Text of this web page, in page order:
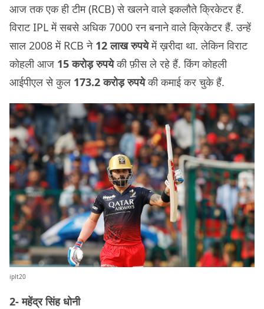
आज तक एक ही टीम (RCB) से खलने वाले इकलौते क्रिकेटर हैं.
विराट IPL में सबसे अधिक 7000 रन बनाने वाले क्रिकेटर हैं. उन्हें
साल 2008 में RCB ने 12 लाख रुपयेमें ख़रीदा था. लेकिन विराट
कोहली आज 15 करोड़ रुपयेकी फ़ीस ले रहे हैं. किंग कोहली
आईपीएल से कुल 173.2 करोड़ रुपयेकी कमाई कर चुके हैं.
iplt20
2- महेंद्र सिंह धोनी